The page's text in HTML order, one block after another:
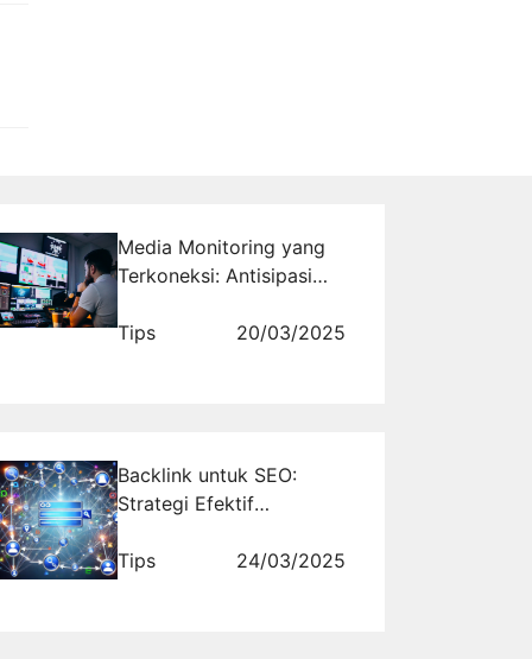
Media Monitoring yang
Terkoneksi: Antisipasi
Tips
20/03/2025
Backlink untuk SEO:
Strategi Efektif
Meningkatkan Otoritas
Domain
Tips 24/03/2025